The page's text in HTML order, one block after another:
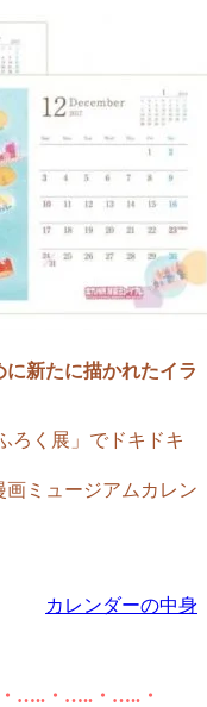
新たに描かれたイラ
ろく展」でドキドキ
ミュージアムカレン
カレンダーの中身
…..・…..・…..・